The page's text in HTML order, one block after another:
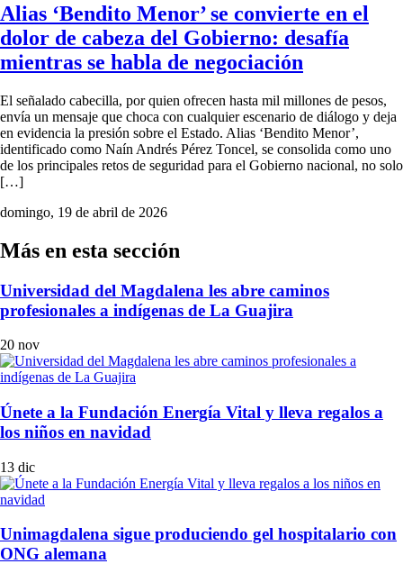
Alias ‘Bendito Menor’ se convierte en el
dolor de cabeza del Gobierno: desafía
mientras se habla de negociación
El señalado cabecilla, por quien ofrecen hasta mil millones de pesos,
envía un mensaje que choca con cualquier escenario de diálogo y deja
en evidencia la presión sobre el Estado. Alias ‘Bendito Menor’,
identificado como Naín Andrés Pérez Toncel, se consolida como uno
de los principales retos de seguridad para el Gobierno nacional, no solo
[…]
domingo, 19 de abril de 2026
Más en esta sección
Universidad del Magdalena les abre caminos
profesionales a indígenas de La Guajira
20 nov
Únete a la Fundación Energía Vital y lleva regalos a
los niños en navidad
13 dic
Unimagdalena sigue produciendo gel hospitalario con
ONG alemana